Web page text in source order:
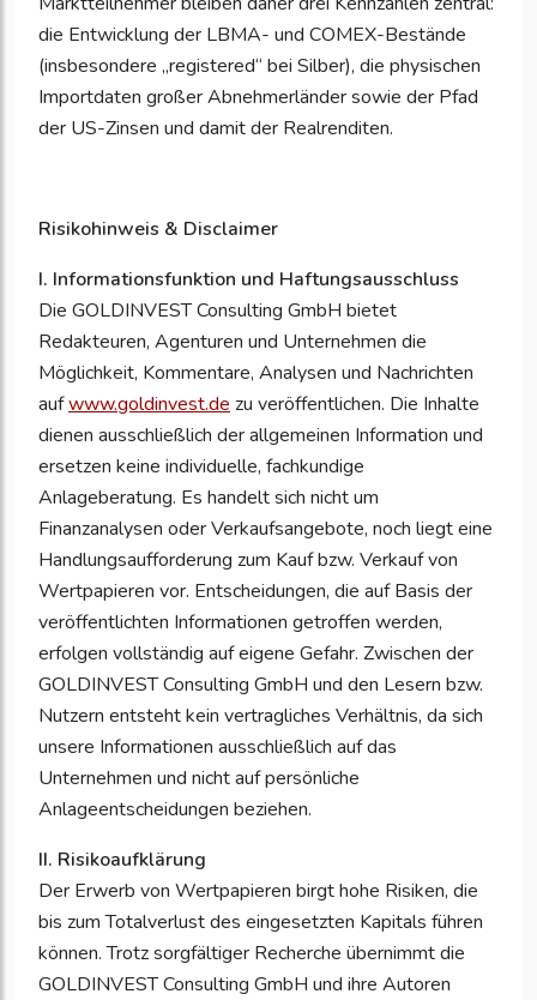
die Entwicklung der LBMA- und COMEX-Bestände
(insbesondere „registered“ bei Silber), die physischen
Importdaten großer Abnehmerländer sowie der Pfad
der US-Zinsen und damit der Realrenditen.
Risikohinweis & Disclaimer
I. Informationsfunktion und Haftungsausschluss
Die GOLDINVEST Consulting GmbH bietet
Redakteuren, Agenturen und Unternehmen die
Möglichkeit, Kommentare, Analysen und Nachrichten
aufwww.goldinvest.de zu veröffentlichen. Die Inhalte
dienen ausschließlich der allgemeinen Information und
ersetzen keine individuelle, fachkundige
Anlageberatung. Es handelt sich nicht um
Finanzanalysen oder Verkaufsangebote, noch liegt eine
Handlungsaufforderung zum Kauf bzw. Verkauf von
Wertpapieren vor. Entscheidungen, die auf Basis der
veröffentlichten Informationen getroffen werden,
erfolgen vollständig auf eigene Gefahr. Zwischen der
GOLDINVEST Consulting GmbH und den Lesern bzw.
Nutzern entsteht kein vertragliches Verhältnis, da sich
unsere Informationen ausschließlich auf das
Unternehmen und nicht auf persönliche
Anlageentscheidungen beziehen.
II. Risikoaufklärung
Der Erwerb von Wertpapieren birgt hohe Risiken, die
bis zum Totalverlust des eingesetzten Kapitals führen
können. Trotz sorgfältiger Recherche übernimmt die
GOLDINVEST Consulting GmbH und ihre Autoren